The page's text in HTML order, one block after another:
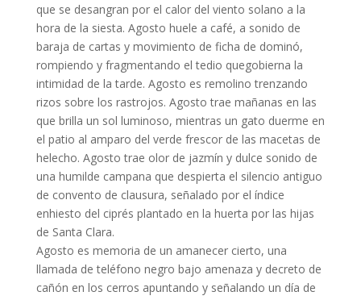
que se desangran por el calor del viento solano a la
hora de la siesta. Agosto huele a café, a sonido de
baraja de cartas y movimiento de ficha de dominó,
rompiendo y fragmentando el tedio quegobierna la
intimidad de la tarde. Agosto es remolino trenzando
rizos sobre los rastrojos. Agosto trae mañanas en las
que brilla un sol luminoso, mientras un gato duerme en
el patio al amparo del verde frescor de las macetas de
helecho. Agosto trae olor de jazmín y dulce sonido de
una humilde campana que despierta el silencio antiguo
de convento de clausura, señalado por el índice
enhiesto del ciprés plantado en la huerta por las hijas
de Santa Clara.
Agosto es memoria de un amanecer cierto, una
llamada de teléfono negro bajo amenaza y decreto de
cañón en los cerros apuntando y señalando un día de